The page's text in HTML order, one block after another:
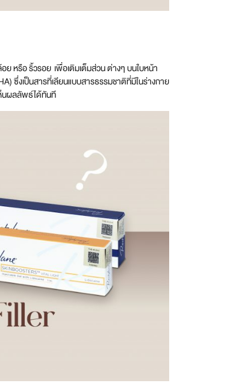
หรือ ริ้วรอย เพื่อเติมเต็มส่วน ต่างๆ บนใบหน้า
ซึ่งเป็นสารที่เลียนแบบสารธรรมชาติที่มีในร่างกาย
นผลลัพธ์ได้ทันที